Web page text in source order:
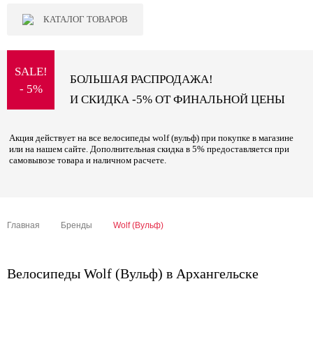
КАТАЛОГ ТОВАРОВ
SALE!
- 5%
БОЛЬШАЯ РАСПРОДАЖА!
И СКИДКА -5% ОТ ФИНАЛЬНОЙ ЦЕНЫ
Акция действует на все велосипеды wolf (вульф) при покупке в магазине
или на нашем сайте. Дополнительная скидка в 5% предоставляется при
самовывозе товара и наличном расчете.
Главная Бренды Wolf (Вульф)
Велосипеды Wolf (Вульф) в Архангельске